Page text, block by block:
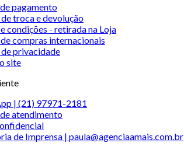
pagamento
troca e devolução
condições - retirada na Loja
compras internacionais
privacidade
site
| (21) 97971-2181
atendimento
de Imprensa | paula@agenciaamais.com.br